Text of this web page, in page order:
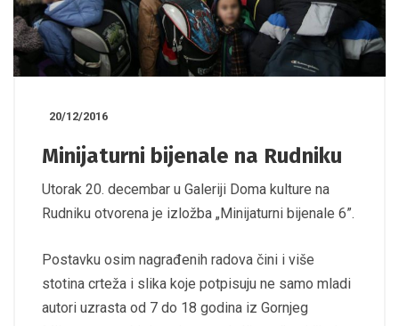
20/12/2016
Minijaturni bijenale na Rudniku
Utorak 20. decembar u Galeriji Doma kulture na
Rudniku otvorena je izložba „Minijaturni bijenale 6”.
Postavku osim nagrađenih radova čini i više
stotina crteža i slika koje potpisuju ne samo mladi
autori uzrasta od 7 do 18 godina iz Gornjeg